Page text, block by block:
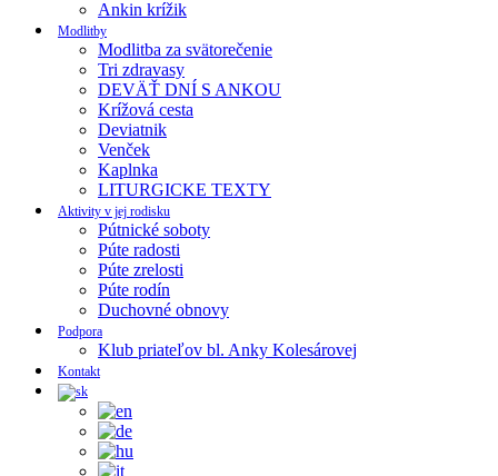
Ankin krížik
Modlitby
Modlitba za svätorečenie
Tri zdravasy
DEVÄŤ DNÍ S ANKOU
Krížová cesta
Deviatnik
Venček
Kaplnka
LITURGICKE TEXTY
Aktivity v jej rodisku
Pútnické soboty
Púte radosti
Púte zrelosti
Púte rodín
Duchovné obnovy
Podpora
Klub priateľov bl. Anky Kolesárovej
Kontakt